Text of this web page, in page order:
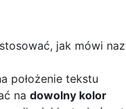
jak mówi
położenie tekstu
na dowolny kolor